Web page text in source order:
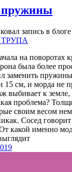
пружины
запись в
на поворотах
была более
заменить
15 см, и морда не
выбивает к
проблема?
своим весом
Сосед
какой именно